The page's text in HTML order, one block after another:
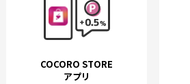
COCORO STORE
アプリ